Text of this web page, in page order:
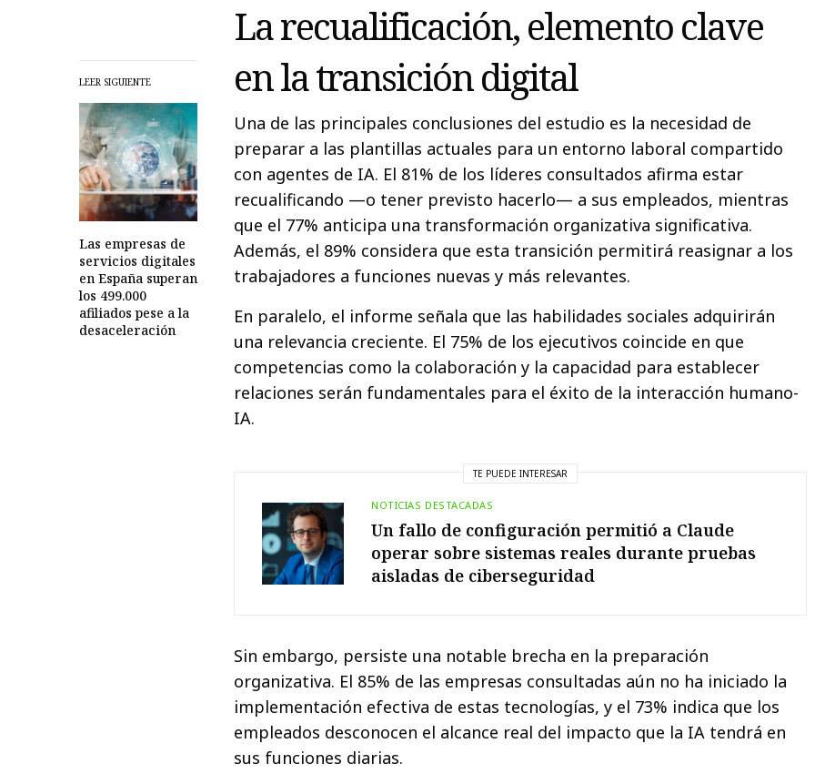
LEER SIGUIENTE
Las empresas de
servicios digitales
en España superan
los 499.000
afiliados pese a la
desaceleración
La recualificación, elemento clave
en la transición digital
Una de las principales conclusiones del estudio es la necesidad de
preparar a las plantillas actuales para un entorno laboral compartido
con agentes de IA. El 81% de los líderes consultados afirma estar
recualificando —o tener previsto hacerlo— a sus empleados, mientras
que el 77% anticipa una transformación organizativa significativa.
Además, el 89% considera que esta transición permitirá reasignar a los
trabajadores a funciones nuevas y más relevantes.
En paralelo, el informe señala que las habilidades sociales adquirirán
una relevancia creciente. El 75% de los ejecutivos coincide en que
competencias como la colaboración y la capacidad para establecer
relaciones serán fundamentales para el éxito de la interacción humano-
IA.
TE PUEDE INTERESAR
NOTICIAS DESTACADAS
Un fallo de configuración permitió a Claude
operar sobre sistemas reales durante pruebas
aisladas de ciberseguridad
Sin embargo, persiste una notable brecha en la preparación
organizativa. El 85% de las empresas consultadas aún no ha iniciado la
implementación efectiva de estas tecnologías, y el 73% indica que los
empleados desconocen el alcance real del impacto que la IA tendrá en
sus funciones diarias.